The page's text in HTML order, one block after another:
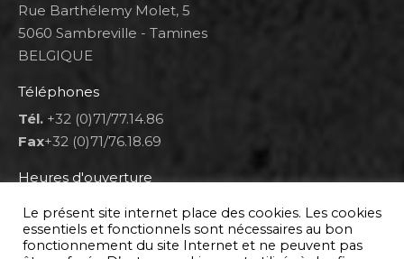
Rue Barthélemy Molet, 5
5060 Sambreville - Tamines
BELGIQUE
Téléphones
Tél. +32 (0)71/77.14.86
Fax+32 (0)71/76.18.69
Heures d'ouverture
Lun 8h00-12h00 et 12h30-14h30
Mar au ven 8h00-12h00 et 12h30-17h00
Sam 9h00-16h00
Le présent site internet place des cookies. Les cookies
essentiels et fonctionnels sont nécessaires au bon
fonctionnement du site Internet et ne peuvent pas